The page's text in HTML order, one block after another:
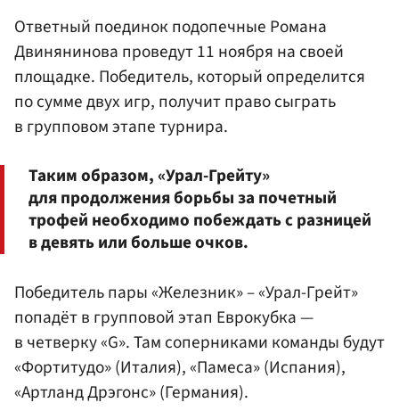
Ответный поединок подопечные Романа
Двинянинова проведут 11 ноября на своей
площадке. Победитель, который определится
по сумме двух игр, получит право сыграть
в групповом этапе турнира.
Таким образом, «Урал-Грейту»
для продолжения борьбы за почетный
трофей необходимо побеждать с разницей
в девять или больше очков.
Победитель пары «Железник» – «Урал-Грейт»
попадёт в групповой этап Еврокубка —
в четверку «G». Там соперниками команды будут
«Фортитудо» (Италия), «Памеса» (Испания),
«Артланд Дрэгонс» (Германия).